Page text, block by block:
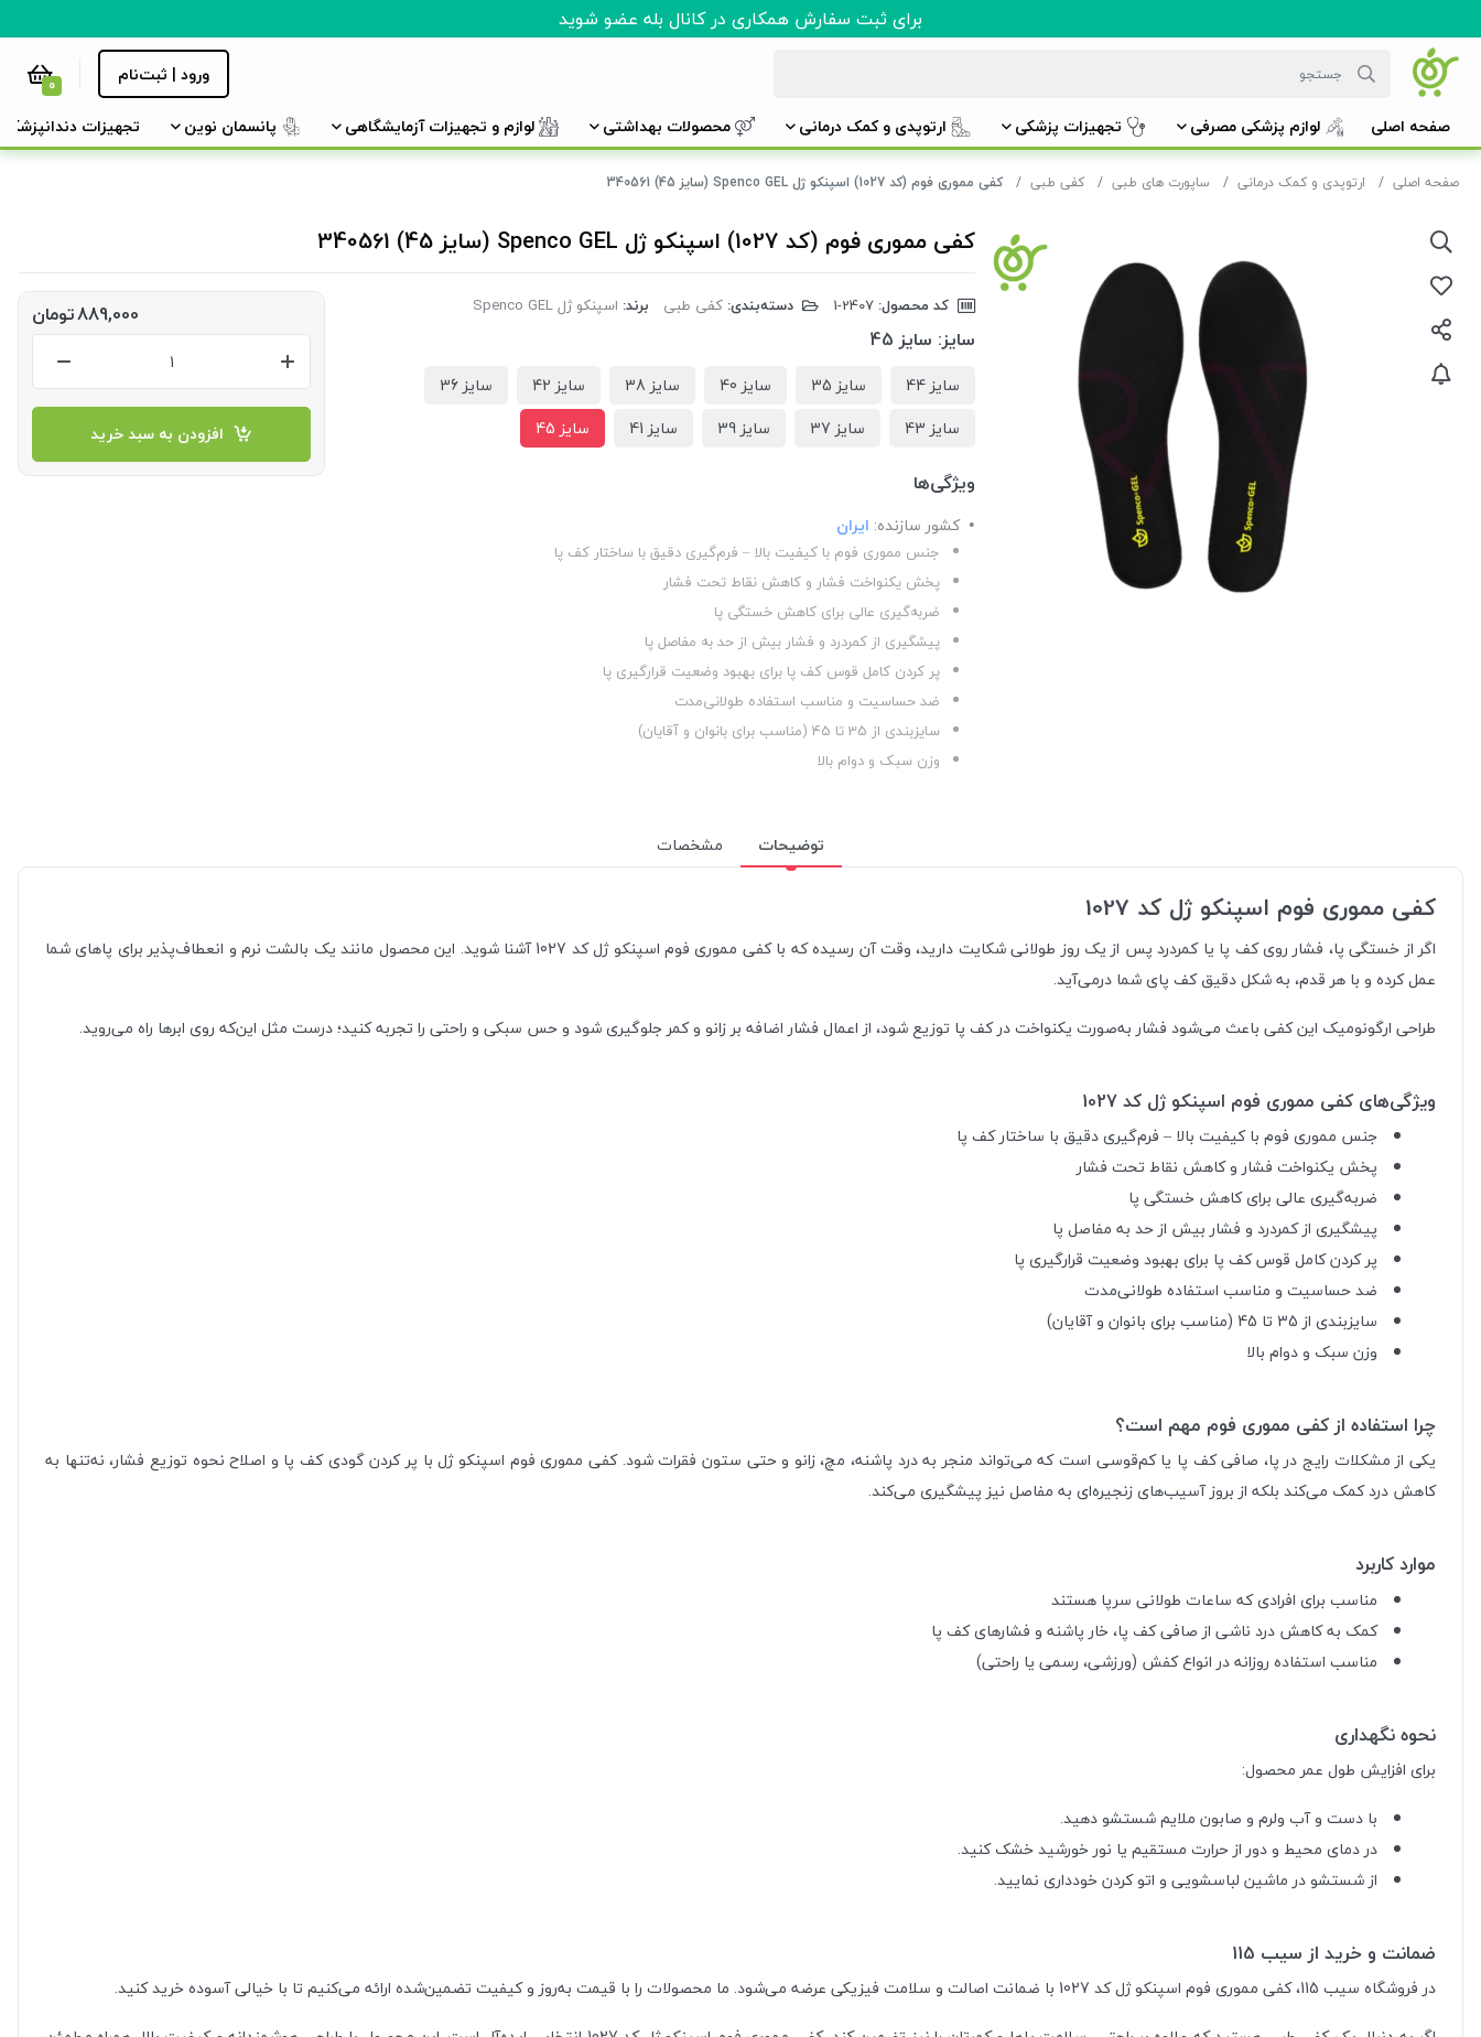
برای ثبت سفارش همکاری در کانال بله عضو شوید
ورود | ثبت‌نام 0
صفحه اصلی لوازم پزشکی مصرفی تجهیزات پزشکی ارتوپدی و کمک درمانی محصولات بهداشتی لوازم و تجهیزات آزمایشگاهی پانسمان نوین تجهیزات دندانپزشکی
صفحه اصلی ارتوپدی و کمک درمانی ساپورت های طبی کفی طبی کفی مموری فوم (کد 1027) اسپنکو ژل Spenco GEL (سایز 45) 340561
کفی مموری فوم (کد 1027) اسپنکو ژل Spenco GEL (سایز 45) 340561
کد محصول: دسته‌بندی: کفی طبی برند: اسپنکو ژل Spenco GEL
سایز: سایز 45
سایز 44 سایز 35 سایز 40 سایز 38 سایز 42
سایز 36
سایز 43
سایز 37 سایز 39 سایز 41 سایز 45
ویژگی‌ها
کشور سازنده: ایران
جنس مموری فوم با کیفیت بالا – فرم‌گیری دقیق با ساختار کف پا
پخش یکنواخت فشار و کاهش نقاط تحت فشار
ضربه‌گیری عالی برای کاهش خستگی پا
پیشگیری از کمردرد و فشار بیش از حد به مفاصل پا
پر کردن کامل قوس کف پا برای بهبود وضعیت قرارگیری پا
ضد حساسیت و مناسب استفاده طولانی‌مدت
سایزبندی از 35 تا 45 (مناسب برای بانوان و آقایان)
وزن سبک و دوام بالا
889,000تومان
افزودن به سبد خرید
توضیحات مشخصات
کفی مموری فوم اسپنکو ژل کد 1027
اگر از خستگی پا، فشار روی کف پا یا کمردرد پس از یک روز طولانی شکایت دارید، وقت آن رسیده که با کفی مموری فوم اسپنکو ژل کد 1027 آشنا شوید. این محصول مانند یک بالشت نرم و انعطاف‌پذیر برای پاهای شما
عمل کرده و با هر قدم، به شکل دقیق کف پای شما درمی‌آید.
طراحی ارگونومیک این کفی باعث می‌شود فشار به‌صورت یکنواخت در کف پا توزیع شود، از اعمال فشار اضافه بر زانو و کمر جلوگیری شود و حس سبکی و راحتی را تجربه کنید؛ درست مثل این‌که روی ابرها راه می‌روید.
ویژگی‌های کفی مموری فوم اسپنکو ژل کد 1027
جنس مموری فوم با کیفیت بالا – فرم‌گیری دقیق با ساختار کف پا
پخش یکنواخت فشار و کاهش نقاط تحت فشار
ضربه‌گیری عالی برای کاهش خستگی پا
پیشگیری از کمردرد و فشار بیش از حد به مفاصل پا
پر کردن کامل قوس کف پا برای بهبود وضعیت قرارگیری پا
ضد حساسیت و مناسب استفاده طولانی‌مدت
سایزبندی از 35 تا 45 (مناسب برای بانوان و آقایان)
وزن سبک و دوام بالا
چرا استفاده از کفی مموری فوم مهم است؟
یکی از مشکلات رایج در پا، صافی کف پا یا کم‌قوسی است که می‌تواند منجر به درد پاشنه، مچ، زانو و حتی ستون فقرات شود. کفی مموری فوم اسپنکو ژل با پر کردن گودی کف پا و اصلاح نحوه توزیع فشار، نه‌تنها به
کاهش درد کمک می‌کند بلکه از بروز آسیب‌های زنجیره‌ای به مفاصل نیز پیشگیری می‌کند.
موارد کاربرد
مناسب برای افرادی که ساعات طولانی سرپا هستند
کمک به کاهش درد ناشی از صافی کف پا، خار پاشنه و فشارهای کف پا
مناسب استفاده روزانه در انواع کفش (ورزشی، رسمی یا راحتی)
نحوه نگهداری
برای افزایش طول عمر محصول:
با دست و آب ولرم و صابون ملایم شستشو دهید.
در دمای محیط و دور از حرارت مستقیم یا نور خورشید خشک کنید.
از شستشو در ماشین لباسشویی و اتو کردن خودداری نمایید.
ضمانت و خرید از سیب 115
در فروشگاه سیب 115، کفی مموری فوم اسپنکو ژل کد 1027 با ضمانت اصالت و سلامت فیزیکی عرضه می‌شود. ما محصولات را با قیمت به‌روز و کیفیت تضمین‌شده ارائه می‌کنیم تا با خیالی آسوده خرید کنید.